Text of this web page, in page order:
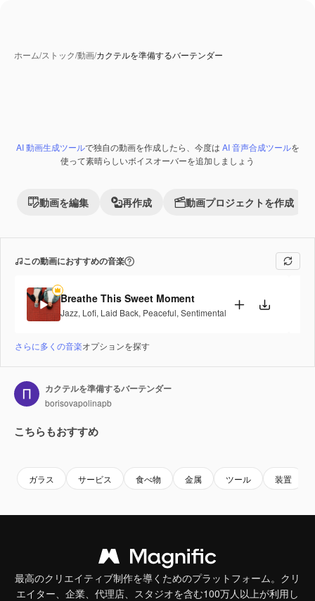
ホーム/ストック/動画/カクテルを準備するバーテンダー
Premium
AI 動画生成ツールで独自の動画を作成したら、今度は AI 音声合成ツールを
使って素晴らしいボイスオーバーを追加しましょう
動画を編集 再作成 動画プロジェクトを作成
この動画におすすめの音楽
Breathe This Sweet Moment
Jazz, Lofi, Laid Back, Peaceful, Sentimental
さらに多くの音楽オプションを探す
カクテルを準備するバーテンダー
borisovapolinapb
こちらもおすすめ
ガラス サービス 食べ物 金属 ツール 装置
最高のクリエイティブ制作を導くためのプラットフォーム。クリ
エイター、企業、代理店、スタジオを含む100万人以上が利用し